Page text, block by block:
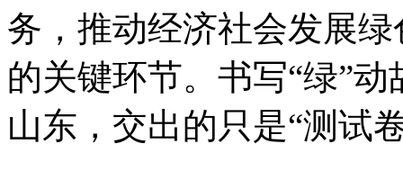
务，推动经济社会发展
的关键环节。书写“绿”
山东，交出的只是“测试